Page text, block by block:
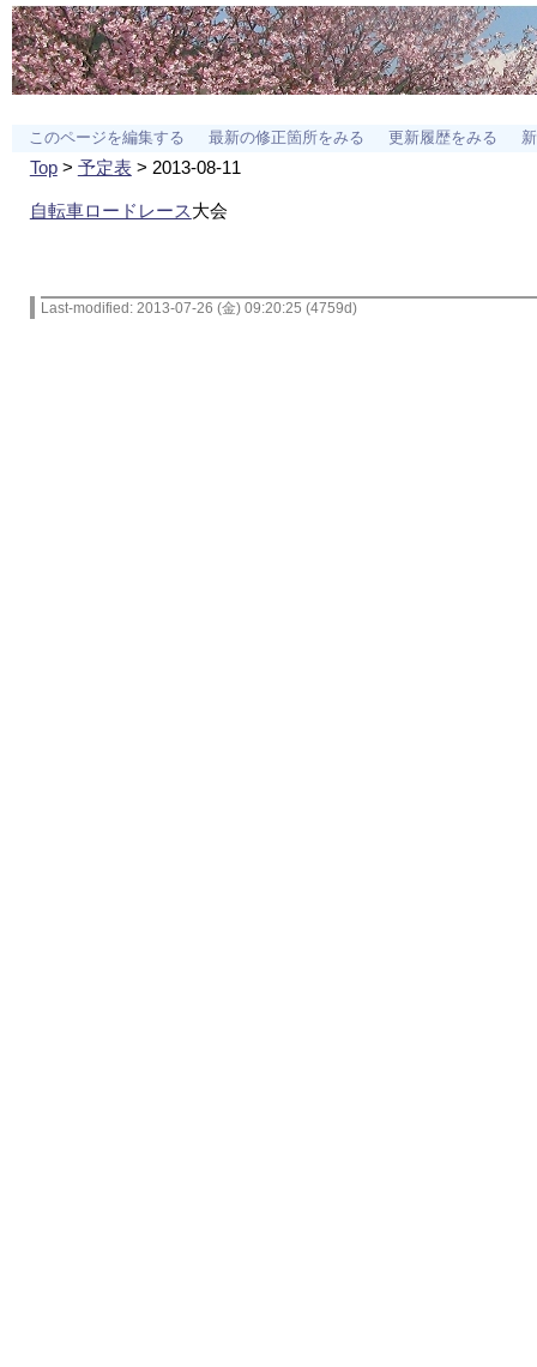
このページを編集する 最新の修正箇所をみる 更新履歴をみる
Top> 予定表> 2013-08-11
自転車ロードレース大会
Last-modified: 2013-07-26 (金) 09:20:25 (4759d)